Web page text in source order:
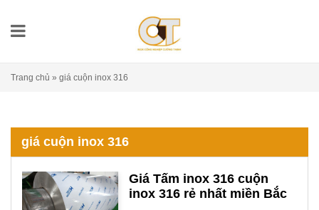
Trang chủ » giá cuộn inox 316
giá cuộn inox 316
Giá Tấm inox 316 cuộn
inox 316 rẻ nhất miền Bắc